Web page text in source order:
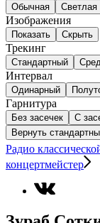
Обычная Светлая
Изображения
Показать Скрыть
Трекинг
Стандартный
Интервал
Одинарный
Гарнитура
Без засечек
С
Вернуть
Радио
концертмейстер